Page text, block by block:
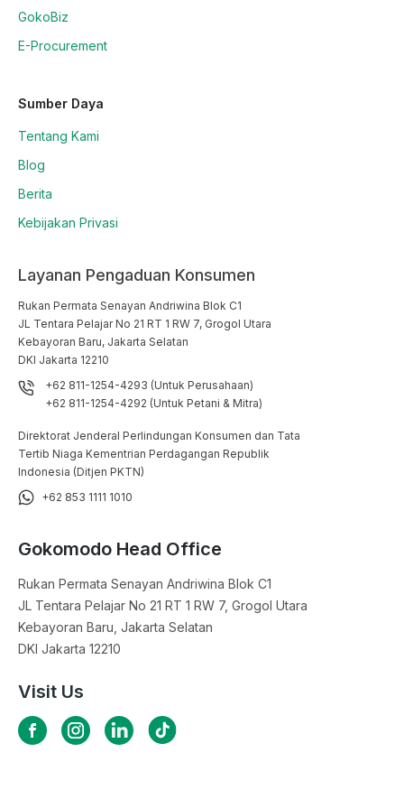
GokoBiz
E-Procurement
Sumber Daya
Tentang Kami
Blog
Berita
Kebijakan Privasi
Layanan Pengaduan Konsumen
Rukan Permata Senayan Andriwina Blok C1
JL Tentara Pelajar No 21 RT 1 RW 7, Grogol Utara
Kebayoran Baru, Jakarta Selatan
DKI Jakarta 12210
+62 811-1254-4293 (Untuk Perusahaan)
+62 811-1254-4292 (Untuk Petani & Mitra)
Direktorat Jenderal Perlindungan Konsumen dan Tata
Tertib Niaga Kementrian Perdagangan Republik
Indonesia (Ditjen PKTN)
+62 853 1111 1010
Gokomodo Head Office
Rukan Permata Senayan Andriwina Blok C1
JL Tentara Pelajar No 21 RT 1 RW 7, Grogol Utara
Kebayoran Baru, Jakarta Selatan
DKI Jakarta 12210
Visit Us